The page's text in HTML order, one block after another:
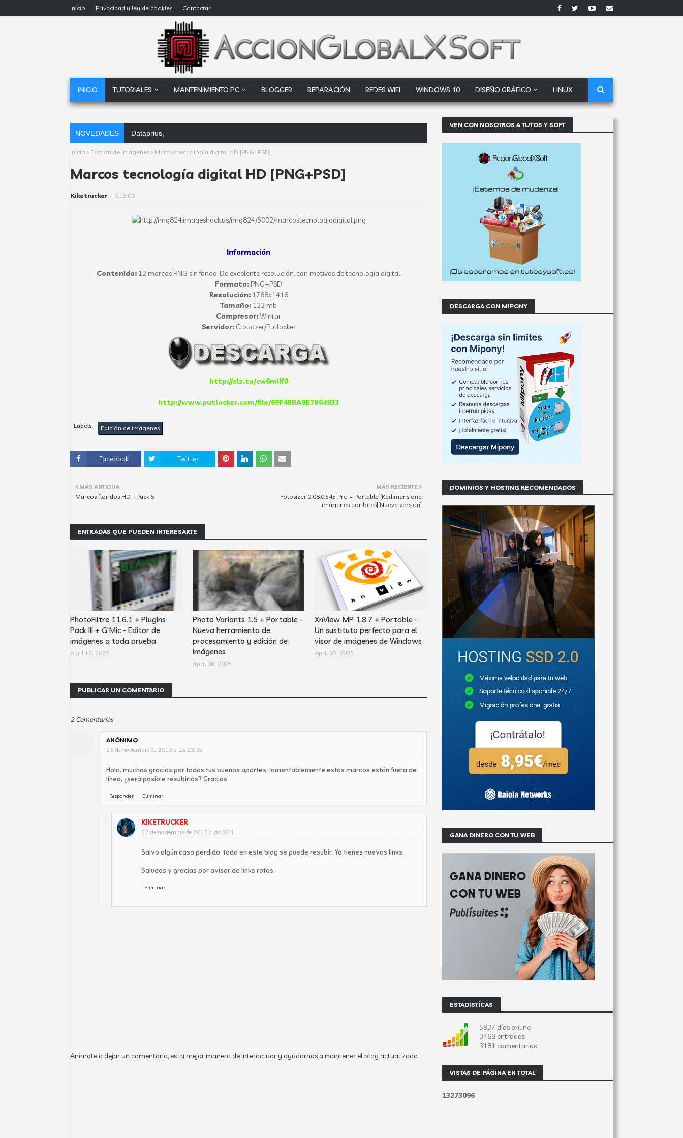
Inicio Privacidad y ley de cookies Contactar
INICIO TUTORIALES MANTENIMIENTO PC BLOGGER REPARACIÓN REDES WIFI WINDOWS 10 DISEÑO GRÁFICO LINUX
NOVEDADES Dataprius, la alternativa a Google Drive y Dr
Inicio Edición de imágenes Marcos tecnología digital HD [PNG+PSD]
Marcos tecnología digital HD [PNG+PSD]
Kiketrucker - 0:15:00
Información
Contenido: 12 marcos PNG sin fondo. De excelente resolución, con motivos de tecnologia digital
Formato: PNG+PSD
Resolución:1768x1416
Tamaño: 122 mb
Compresor:Winrar
Servidor:Cloudzer/Putlocker
http://clz.to/cw6miif0
http://www.putlocker.com/file/69F4BBA9E7B64933
Labels: Edición de imágenes
Facebook Twitter
MÁS RECIENTE
Fotosizer 2.08.0.545 Pro + Portable [Redimensiona
imágenes por lotes][Nueva versión]
MÁS ANTIGUA
Marcos floridos HD - Pack 5
ENTRADAS QUE PUEDEN INTERESARTE
PhotoFiltre 11.6.1 + Plugins
Pack III + G'Mic - Editor de
imágenes a toda prueba
April 12, 2025
Photo Variants 1.5 + Portable -
Nueva herramienta de
procesamiento y edición de
imágenes
April 08, 2025
XnView MP 1.8.7 + Portable -
Un sustituto perfecto para el
visor de imágenes de Windows
April 03, 2025
PUBLICAR UN COMENTARIO
2 Comentarios
ANÓNIMO
26 de noviembre de 2013 a las 23:05
Hola, muchas gracias por todos tus buenos aportes, lamentablemente estos marcos están fuera de
línea, ¿será posible resubirlos? Gracias.
Responder Eliminar
KIKETRUCKER
27 de noviembre de 2013 a las 0:24
Salvo algún caso perdido, todo en este blog se puede resubir. Ya tienes nuevos links.
Saludos y gracias por avisar de links rotos.
Eliminar
Anímate a dejar un comentario, es la mejor manera de interactuar y ayudarnos a mantener el blog actualizado.
VEN CON NOSOTROS A TUTOS Y SOFT
DESCARGA CON MIPONY
DOMINIOS Y HOSTING RECOMENDADOS
GANA DINERO CON TU WEB
ESTADISTÍCAS
5937 días online
3468 entradas
3181 comentarios
VISTAS DE PÁGINA EN TOTAL
13273096